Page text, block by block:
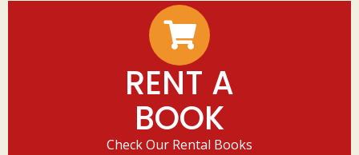
RENT A
BOOK
Check Our Rental Books